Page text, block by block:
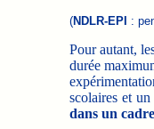
(NDLR-EPI :
Pour autant,
durée
scolaires et
dans un